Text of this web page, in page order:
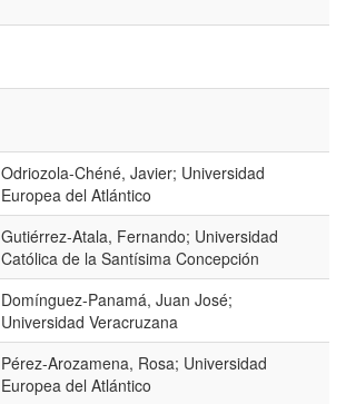
Odriozola-Chéné, Javier; Universidad
Europea del Atlántico
Gutiérrez-Atala, Fernando; Universidad
Católica de la Santísima Concepción
Domínguez-Panamá, Juan José;
Universidad Veracruzana
Pérez-Arozamena, Rosa; Universidad
Europea del Atlántico